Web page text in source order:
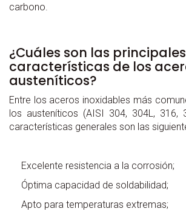
carbono.
¿Cuáles son las principales
características de los
austeníticos?
Entre los aceros inoxidables más
los austeníticos (AISI 304, 304L, 316,
características generales son las
Excelente resistencia a la corrosión;
Óptima capacidad de soldabilidad;
Apto para temperaturas extremas;